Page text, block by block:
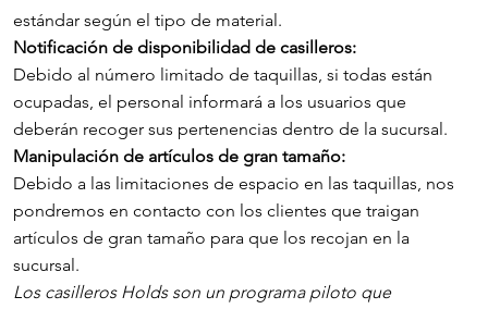
estándar según el tipo de material.
Notificación de disponibilidad de casilleros:
Debido al número limitado de taquillas, si todas están
ocupadas, el personal informará a los usuarios que
deberán recoger sus pertenencias dentro de la sucursal.
Manipulación de artículos de gran tamaño:
Debido a las limitaciones de espacio en las taquillas, nos
pondremos en contacto con los clientes que traigan
artículos de gran tamaño para que los recojan en la
sucursal.
Los casilleros Holds son un programa piloto que